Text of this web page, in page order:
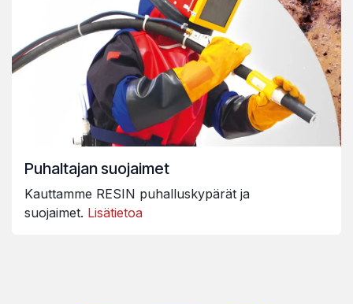
Puhaltajan suojaimet
Kauttamme RESIN puhalluskypärät ja
suojaimet. Lisätietoa